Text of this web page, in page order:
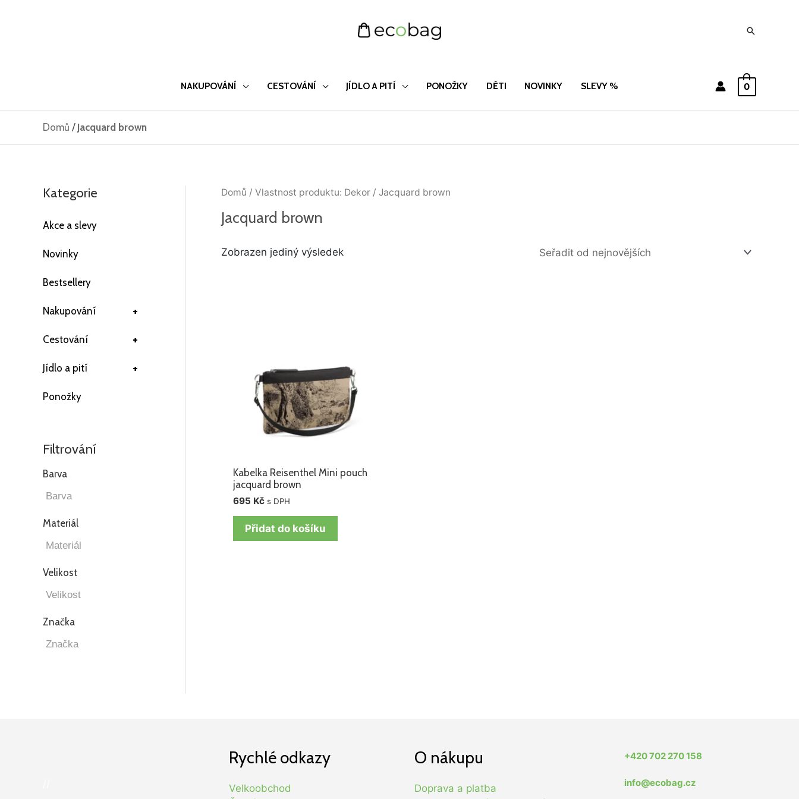
Hledat
NAKUPOVÁNÍ CESTOVÁNÍ JÍDLO A PITÍ PONOŽKY DĚTI NOVINKY SLEVY % 0
Domů / Jacquard brown
Kategorie
Akce a slevy
Novinky
Bestsellery
+
Nakupování
+
Cestování
+
Jídlo a pití
Ponožky
Filtrování
Barva
Materiál
Velikost
Značka
Domů / Vlastnost produktu: Dekor / Jacquard brown
Jacquard brown
Zobrazen jediný výsledek
Kabelka Reisenthel Mini pouch
jacquard brown
695 Kč s DPH
Přidat do košíku
Rychlé odkazy
Velkoobchod
O nákupu
Doprava a platba
+420 702 270 158
info@ecobag.cz